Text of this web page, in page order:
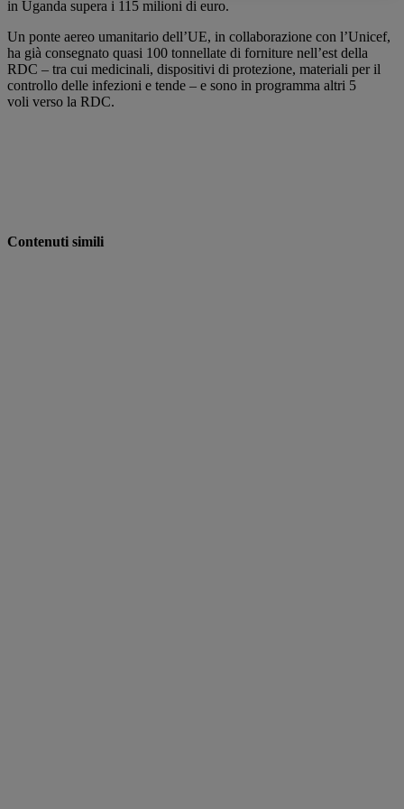
in Uganda supera i 115 milioni di euro.
Un ponte aereo umanitario dell’UE, in collaborazione con l’Unicef,
ha già consegnato quasi 100 tonnellate di forniture nell’est della
RDC – tra cui medicinali, dispositivi di protezione, materiali per il
controllo delle infezioni e tende – e sono in programma altri 5
voli verso la RDC.
Contenuti simili